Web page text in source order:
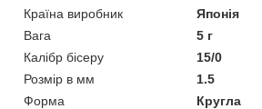
Країна виробник
Японія
Вага
5 г
Калібр бісеру
15/0
Розмір в мм
1.5
Форма
Кругла